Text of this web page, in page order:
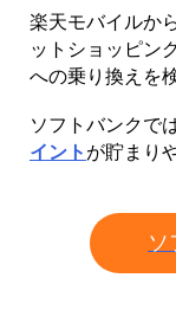
楽天モバイルか
ットショッピン
への乗り換えを
ソフトバンクでは
イントが貯まり
ソ